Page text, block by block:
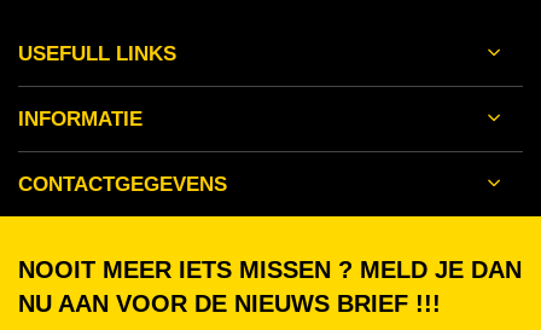
USEFULL LINKS
INFORMATIE
CONTACTGEGEVENS
NOOIT MEER IETS MISSEN ? MELD JE DAN
NU AAN VOOR DE NIEUWS BRIEF !!!